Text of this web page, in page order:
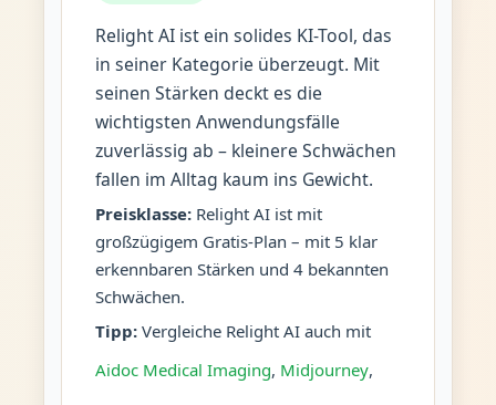
Relight AI ist ein solides KI-Tool, das
in seiner Kategorie überzeugt. Mit
seinen Stärken deckt es die
wichtigsten Anwendungsfälle
zuverlässig ab – kleinere Schwächen
fallen im Alltag kaum ins Gewicht.
Preisklasse:Relight AI ist mit
großzügigem Gratis-Plan – mit 5 klar
erkennbaren Stärken und 4 bekannten
Schwächen.
Tipp:Vergleiche Relight AI auch mit
Aidoc Medical Imaging, Midjourney,